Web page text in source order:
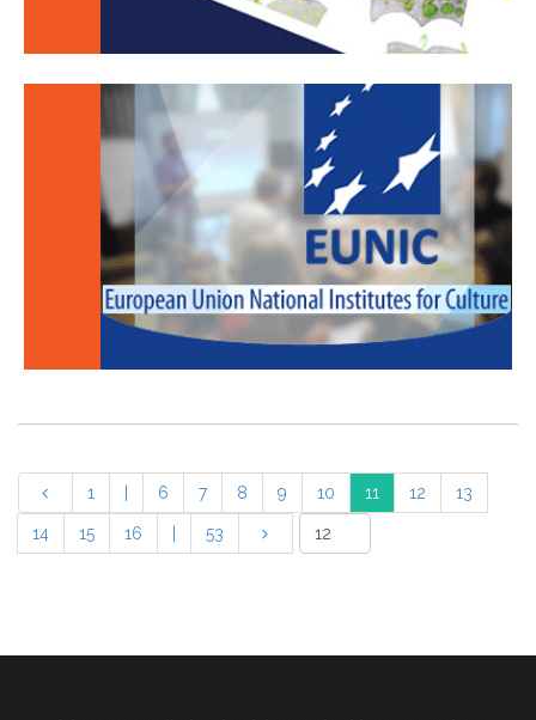
1 6 7 8 9 10 11 12 13
14 15 16 53